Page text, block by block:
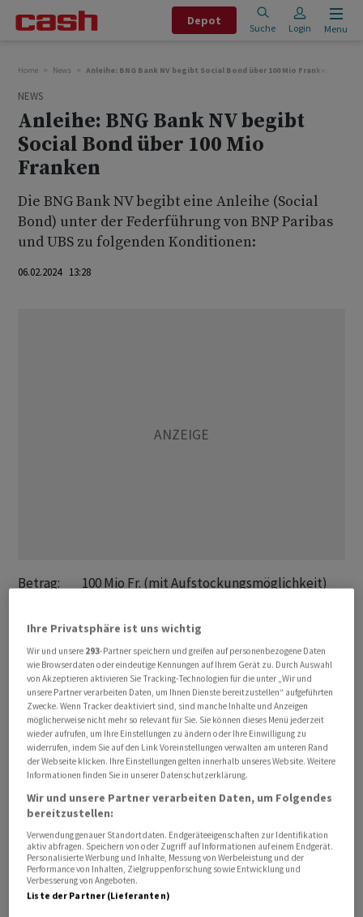
Depot
Suche Login Menu
Home News Anleihe: BNG Bank NV begibt Social Bond über 100 Mio Franken
NEWS
Anleihe: BNG Bank NV begibt
Social Bond über 100 Mio
Franken
Die BNG Bank NV begibt eine Anleihe (Social
Bond) unter der Federführung von BNP Paribas
und UBS zu folgenden Konditionen:
06.02.2024 13:28
Betrag:         100 Mio Fr. (mit Aufstockungsmöglichkeit)
Emissionspreis: 100,00 Prozent
Laufzeit:       5 Jahre, bis 20.02.2029
Liberierung:    20.02.2024
Yield to Mat.:  1,2375 Prozent
Swap-Spread:    +6 BP
Valor:          CH1323274097
Rating:         AAA/Aaa/AAA (S&P/Moody's/Fitch)
Ihre Privatsphäre ist uns wichtig
Wir und unsere 293-Partner speichern und greifen auf personenbezogene Daten
wie Browserdaten oder eindeutige Kennungen auf Ihrem Gerät zu. Durch Auswahl
von Akzeptieren aktivieren Sie Tracking-Technologien für die unter „Wir und
unsere Partner verarbeiten Daten, um Ihnen Dienste bereitzustellen“ aufgeführten
Zwecke. Wenn Tracker deaktiviert sind, sind manche Inhalte und Anzeigen
möglicherweise nicht mehr so relevant für Sie. Sie können dieses Menü jederzeit
wieder aufrufen, um Ihre Einstellungen zu ändern oder Ihre Einwilligung zu
widerrufen, indem Sie auf den Link Voreinstellungen verwalten am unteren Rand
der Webseite klicken. Ihre Einstellungen gelten innerhalb unseres Website. Weitere
Informationen finden Sie in unserer Datenschutzerklärung.
Wir und unsere Partner verarbeiten Daten, um Folgendes
bereitzustellen:
Verwendung genauer Standortdaten. Endgeräteeigenschaften zur Identifikation
aktiv abfragen. Speichern von oder Zugriff auf Informationen auf einem Endgerät.
Personalisierte Werbung und Inhalte, Messung von Werbeleistung und der
Performance von Inhalten, Zielgruppenforschung sowie Entwicklung und
Verbesserung von Angeboten.
Liste der Partner (Lieferanten)